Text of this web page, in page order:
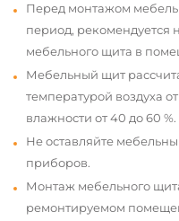
Перед монтажом
период, рекомендуется
мебельного щита в
Мебельный щит
температурой воздуха
влажности от 40 до 60 %.
Не оставляйте
приборов.
Монтаж мебельного
ремонтируемом